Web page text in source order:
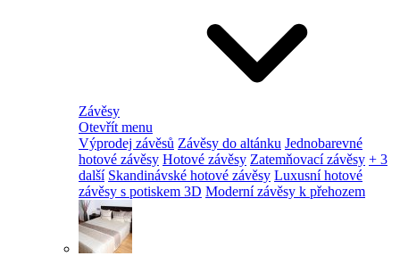
Závěsy
Otevřít menu
Výprodej závěsů Závěsy do altánku Jednobarevné
hotové závěsy Hotové závěsy Zatemňovací závěsy + 3
další Skandinávské hotové závěsy Luxusní hotové
závěsy s potiskem 3D Moderní závěsy k přehozem